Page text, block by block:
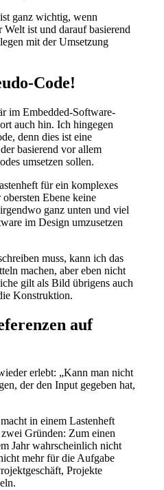
ganz wichtig, wenn
ist und darauf basierend
mit der Umsetzung
Code!
im Embedded-Software-
auch hin. Ich hingegen
denn dies ist eine
basierend vor allem
umsetzen sollen.
für ein komplexes
Ebene keine
ganz unten und viel
im Design umzusetzen
muss, kann ich das
machen, aber eben nicht
gilt als Bild übrigens auch
Konstruktion.
auf
erlebt: „Kann man nicht
der den Input gegeben hat,
in einem Lastenheft
Gründen: Zum einen
Jahr wahrscheinlich nicht
mehr für die Aufgabe
Projekte